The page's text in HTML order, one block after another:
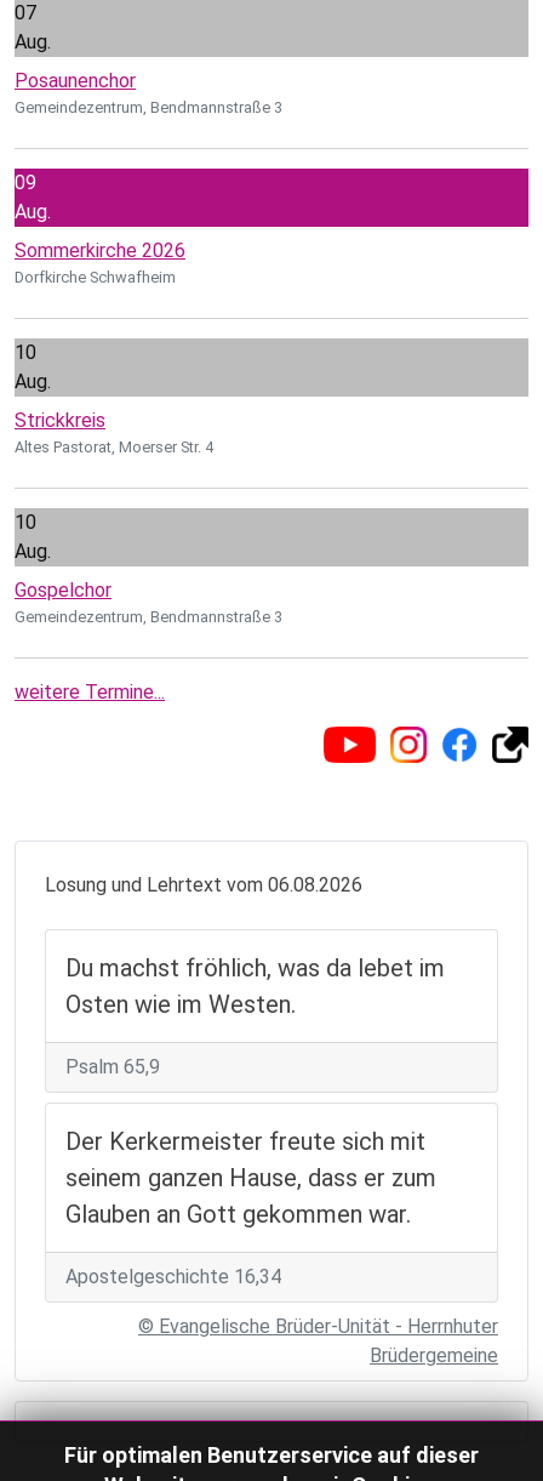
07
Aug.
Posaunenchor
Gemeindezentrum, Bendmannstraße 3
09
Aug.
Sommerkirche 2026
Dorfkirche Schwafheim
10
Aug.
Strickkreis
Altes Pastorat, Moerser Str. 4
10
Aug.
Gospelchor
Gemeindezentrum, Bendmannstraße 3
weitere Termine...
Losung und Lehrtext vom 06.08.2026
Du machst fröhlich, was da lebet im
Osten wie im Westen.
Psalm 65,9
Der Kerkermeister freute sich mit
seinem ganzen Hause, dass er zum
Glauben an Gott gekommen war.
Apostelgeschichte 16,34
© Evangelische Brüder-Unität - Herrnhuter
Brüdergemeine
Für optimalen Benutzerservice auf dieser